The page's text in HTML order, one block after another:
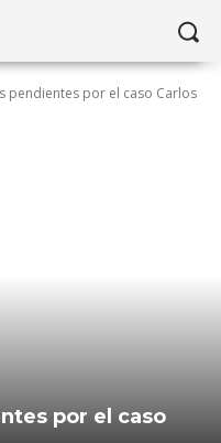
pendientes por el caso Carlos
por el caso